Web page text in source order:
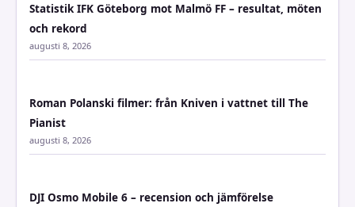
Statistik IFK Göteborg mot Malmö FF – resultat, möten
och rekord
augusti 8, 2026
Roman Polanski filmer: från Kniven i vattnet till The
Pianist
augusti 8, 2026
DJI Osmo Mobile 6 – recension och jämförelse